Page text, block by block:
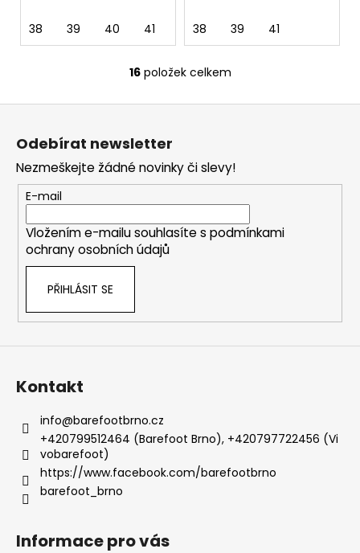
38 39 40 41 4338 39 41
O
v
a
c
í
p
r
ý
p
16položek celkem
Odebírat newsletter
Nezmeškejte žádné novinky či slevy!
E-mail
Vložením e-mailu souhlasíte s podmínkami
ochrany osobních údajů
PŘIHLÁSIT SE
Kontakt
info@barefootbrno.cz
+420799512464 (Barefoot Brno), +420797722456 (Vi
vobarefoot)
https://www.facebook.com/barefootbrno
barefoot_brno
Informace pro vás